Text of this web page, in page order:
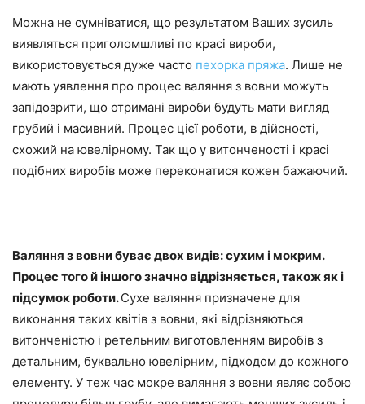
Можна не сумніватися, що результатом Ваших зусиль
виявляться приголомшливі по красі вироби,
використовується дуже часто пехорка пряжа. Лише не
мають уявлення про процес валяння з вовни можуть
запідозрити, що отримані вироби будуть мати вигляд
грубий і масивний. Процес цієї роботи, в дійсності,
схожий на ювелірному. Так що у витонченості і красі
подібних виробів може переконатися кожен бажаючий.
Валяння з вовни буває двох видів: сухим і мокрим.
Процес того й іншого значно відрізняється, також як і
підсумок роботи.Сухе валяння призначене для
виконання таких квітів з вовни, які відрізняються
витонченістю і ретельним виготовленням виробів з
детальним, буквально ювелірним, підходом до кожного
елементу. У теж час мокре валяння з вовни являє собою